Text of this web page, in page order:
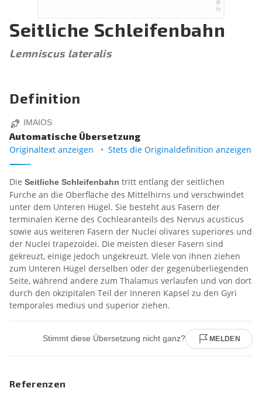
Seitliche Schleifenbahn
Lemniscus lateralis
Definition
IMAIOS
Automatische Übersetzung
Originaltext anzeigen
Stets die Originaldefinition anzeigen
Die Seitliche Schleifenbahn tritt entlang der seitlichen
Furche an die Oberfläche des Mittelhirns und verschwindet
unter dem Unteren Hügel. Sie besteht aus Fasern der
terminalen Kerne des Cochlearanteils des Nervus acusticus
sowie aus weiteren Fasern der Nuclei olivares superiores und
der Nuclei trapezoidei. Die meisten dieser Fasern sind
gekreuzt, einige jedoch ungekreuzt. Viele von ihnen ziehen
zum Unteren Hügel derselben oder der gegenüberliegenden
Seite, während andere zum Thalamus verlaufen und von dort
durch den okzipitalen Teil der Inneren Kapsel zu den Gyri
temporales medius und superior ziehen.
Stimmt diese Übersetzung nicht ganz? MELDEN
Referenzen